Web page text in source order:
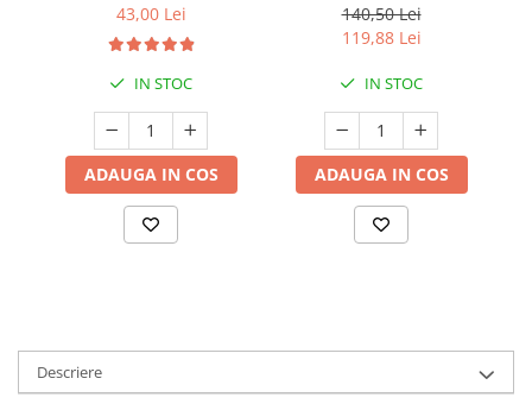
43,00 Lei
IN STOC
ADAUGA IN COS
140,50 Lei
119,88 Lei
IN STOC
ADAUGA IN COS
Descriere